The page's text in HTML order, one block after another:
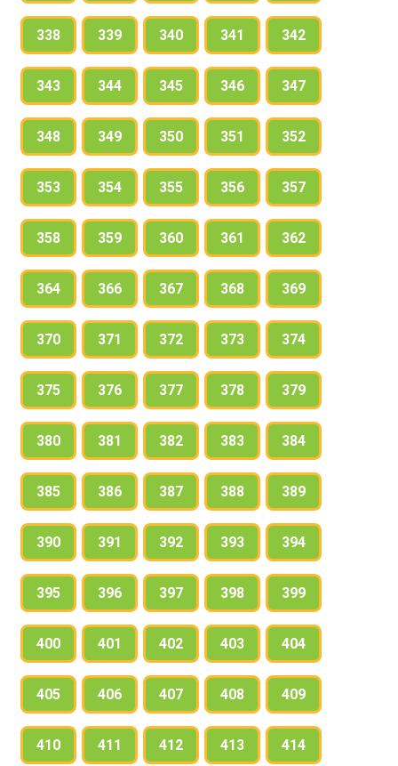
338 339 340 341 342
343 344 345 346 347
348 349 350 351 352
353 354 355 356 357
358 359 360 361 362
364 366 367 368 369
370 371 372 373 374
375 376 377 378 379
380 381 382 383 384
385 386 387 388 389
390 391 392 393 394
395 396 397 398 399
400 401 402 403 404
405 406 407 408 409
410 411 412 413 414